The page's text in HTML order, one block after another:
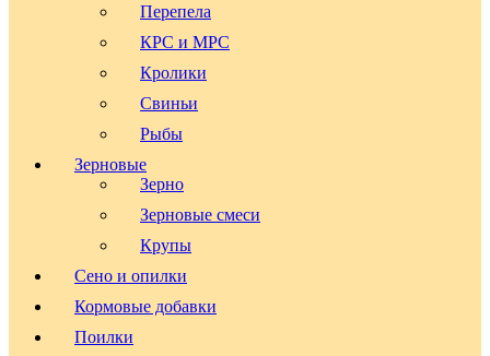
Перепела
КРС и МРС
Кролики
Свиньи
Рыбы
Зерновые
Зерно
Зерновые смеси
Крупы
Сено и опилки
Кормовые добавки
Поилки